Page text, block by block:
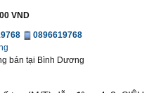
VND
0896619768
bán tại Bình Dương